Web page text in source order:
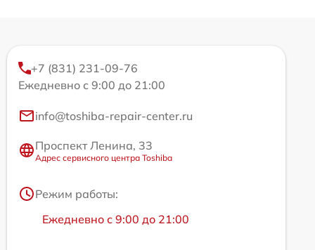
+7 (831) 231-09-76
Ежедневно с 9:00 до 21:00
info@toshiba-repair-center.ru
Проспект Ленина, 33
Адрес сервисного центра Toshiba
Режим работы:
Ежедневно с 9:00 до 21:00